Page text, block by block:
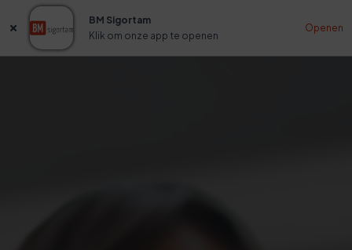
BM Sigortam
Klik om onze app te openen
Openen